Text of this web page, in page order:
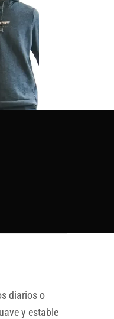
diarios o
y estable